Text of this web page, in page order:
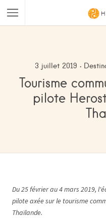
3 juillet 2019
Tourisme
pilote
Du 25 février au 4 mars 2019,
pilote axée sur le tourisme
Thaïlande.